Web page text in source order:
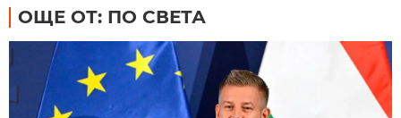
ОЩЕ ОТ: ПО СВЕТА